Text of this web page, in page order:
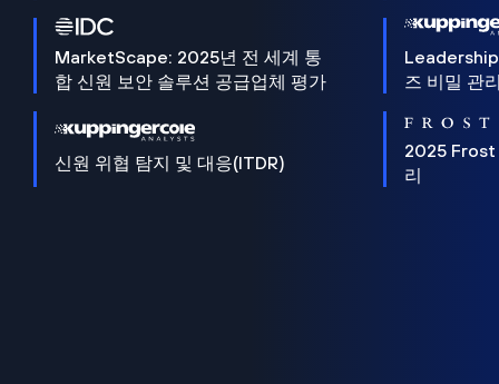
MarketScape: 2025년 전 세계 통
합 신원 보안 솔루션 공급업체 평가
즈 비밀 관
신원 위협 탐지 및 대응(ITDR)
2025 Frost
리